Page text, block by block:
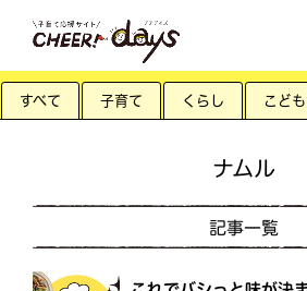
すべて 子育て くらし こど
ナムル
記事一覧